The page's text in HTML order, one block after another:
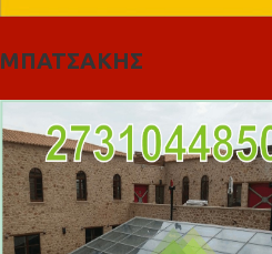
ΜΠΑΤΣΑΚΗΣ